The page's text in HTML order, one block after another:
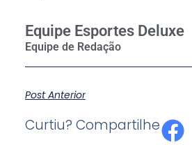
Equipe Esportes Deluxe
Post Anterior
Curtiu? Compartilhe